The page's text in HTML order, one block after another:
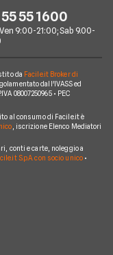
55 1600
9:00-21:00; Sab 9.00-
da Facile.it Broker di
dall'IVASS ed
08007250965 • PEC
al consumo di Facile.it è
, iscrizione Elenco Mediatori
conti e carte, noleggio a
S.p.A. con socio unico•